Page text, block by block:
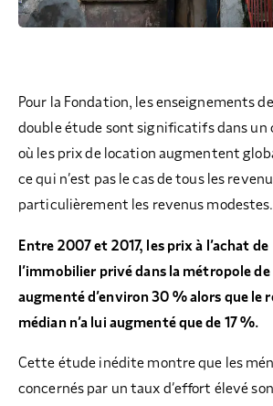
Pour la Fondation, les enseignements
double étude sont significatifs dans un
où les prix de location augmentent
ce qui n’est pas le cas de tous les
particulièrement les revenus modestes.
Entre 2007 et 2017, les prix à l’achat de
l’immobilier privé dans la métropole
augmenté d’environ 30 % alors que le
médian n’a lui augmenté que de 17 %.
Cette étude inédite montre que les
concernés par un taux d’effort élevé